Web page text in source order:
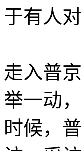
于有人
走入普
举一动
时候，